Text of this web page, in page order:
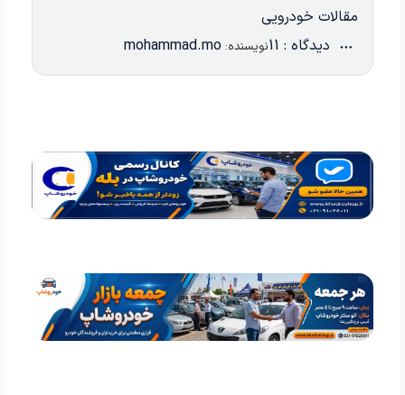
مقالات خودرویی
دیدگاه : 11
نویسنده: mohammad.mo